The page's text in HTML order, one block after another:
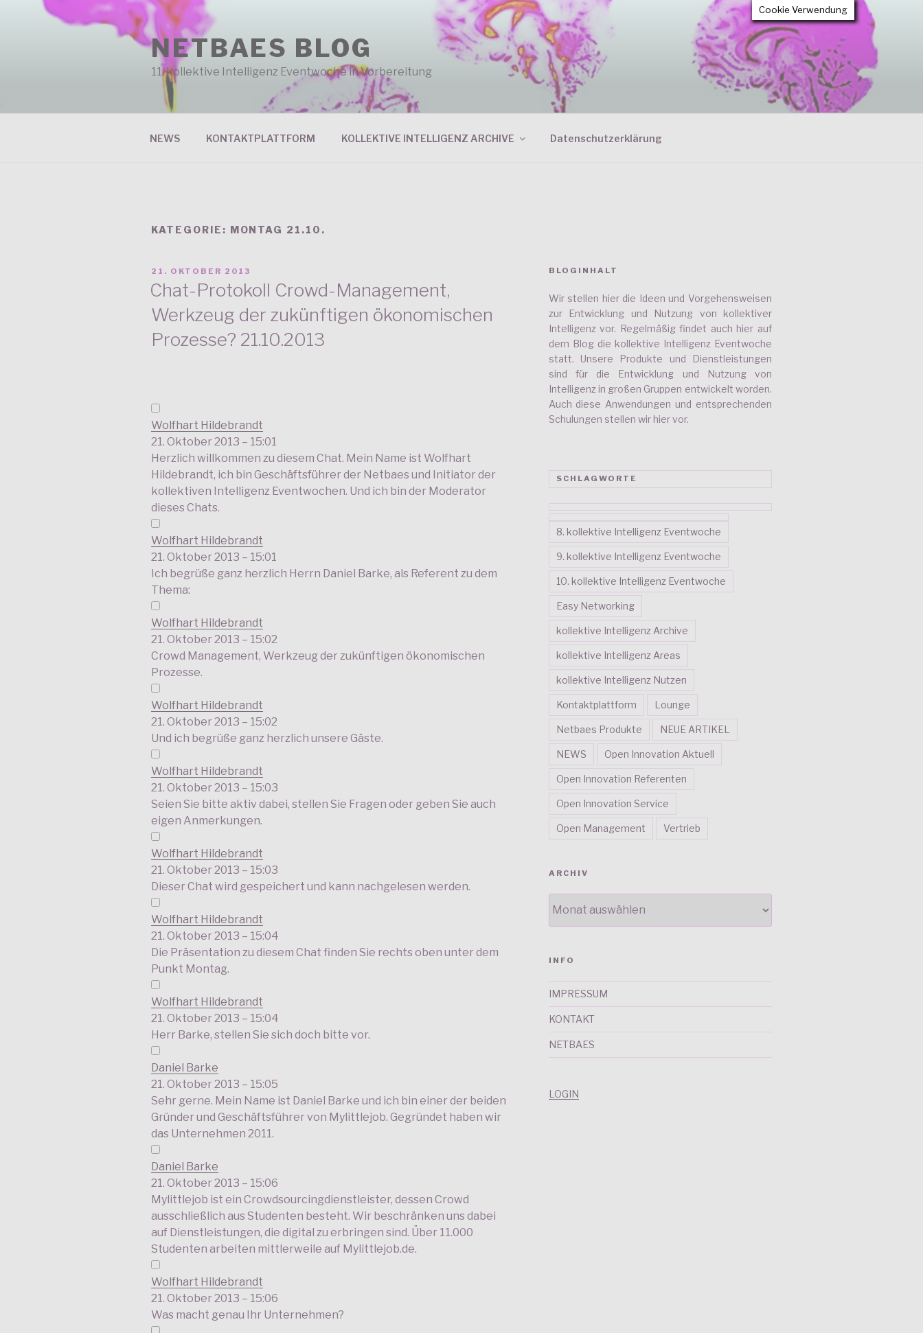
NETBAES BLOG
11. kollektive Intelligenz Eventwoche in Vorbereitung
NEWS KONTAKTPLATTFORM KOLLEKTIVE INTELLIGENZ ARCHIVE Datenschutzerklärung
KATEGORIE: MONTAG 21.10.
VERÖFFENTLICHT
21. OKTOBER 2013
Chat-Protokoll Crowd-Management,
Werkzeug der zukünftigen ökonomischen
Prozesse? 21.10.2013
Wolfhart Hildebrandt
21. Oktober 2013 – 15:01
Herzlich willkommen zu diesem Chat. Mein Name ist Wolfhart
Hildebrandt, ich bin Geschäftsführer der Netbaes und Initiator der
kollektiven Intelligenz Eventwochen. Und ich bin der Moderator
dieses Chats.
Wolfhart Hildebrandt
21. Oktober 2013 – 15:01
Ich begrüße ganz herzlich Herrn Daniel Barke, als Referent zu dem
Thema:
Wolfhart Hildebrandt
21. Oktober 2013 – 15:02
Crowd Management, Werkzeug der zukünftigen ökonomischen
Prozesse.
Wolfhart Hildebrandt
21. Oktober 2013 – 15:02
Und ich begrüße ganz herzlich unsere Gäste.
Wolfhart Hildebrandt
21. Oktober 2013 – 15:03
Seien Sie bitte aktiv dabei, stellen Sie Fragen oder geben Sie auch
eigen Anmerkungen.
Wolfhart Hildebrandt
21. Oktober 2013 – 15:03
Dieser Chat wird gespeichert und kann nachgelesen werden.
Wolfhart Hildebrandt
21. Oktober 2013 – 15:04
Die Präsentation zu diesem Chat finden Sie rechts oben unter dem
Punkt Montag.
Wolfhart Hildebrandt
21. Oktober 2013 – 15:04
Herr Barke, stellen Sie sich doch bitte vor.
Daniel Barke
21. Oktober 2013 – 15:05
Sehr gerne. Mein Name ist Daniel Barke und ich bin einer der beiden
Gründer und Geschäftsführer von Mylittlejob. Gegründet haben wir
das Unternehmen 2011.
Daniel Barke
21. Oktober 2013 – 15:06
Mylittlejob ist ein Crowdsourcingdienstleister, dessen Crowd
ausschließlich aus Studenten besteht. Wir beschränken uns dabei
auf Dienstleistungen, die digital zu erbringen sind. Über 11.000
Studenten arbeiten mittlerweile auf Mylittlejob.de.
Wolfhart Hildebrandt
21. Oktober 2013 – 15:06
Was macht genau Ihr Unternehmen?
BLOGINHALT
Wir stellen hier die Ideen und Vorgehensweisen
zur Entwicklung und Nutzung von kollektiver
Intelligenz vor. Regelmäßig findet auch hier auf
dem Blog die kollektive Intelligenz Eventwoche
statt. Unsere Produkte und Dienstleistungen
sind für die Entwicklung und Nutzung von
Intelligenz in großen Gruppen entwickelt worden.
Auch diese Anwendungen und entsprechenden
Schulungen stellen wir hier vor.
SCHLAGWORTE
8. kollektive Intelligenz Eventwoche
9. kollektive Intelligenz Eventwoche
10. kollektive Intelligenz Eventwoche
Easy Networking
kollektive Intelligenz Archive
kollektive Intelligenz Areas
kollektive Intelligenz Nutzen
Kontaktplattform Lounge
Netbaes Produkte NEUE ARTIKEL
NEWS Open Innovation Aktuell
Open Innovation Referenten
Open Innovation Service
Open Management Vertrieb
ARCHIV
INFO
IMPRESSUM
KONTAKT
NETBAES
LOGIN
Cookie Verwendung